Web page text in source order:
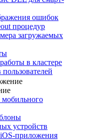
ошибок
процедур
загружаемых
в кластере
устройств
приложения